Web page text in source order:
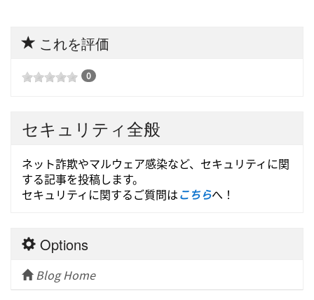
これを評価
0
セキュリティ全般
ネット詐欺やマルウェア感染など、セキュリティに関
する記事を投稿します。
セキュリティに関するご質問はこちらへ！
Options
Blog Home